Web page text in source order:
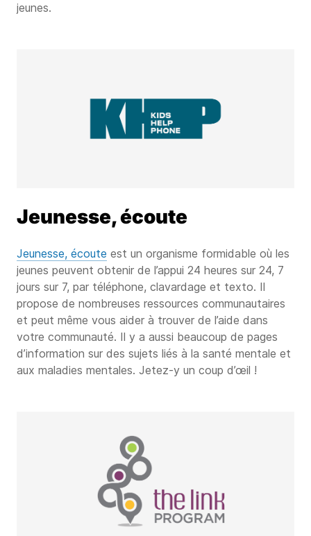
jeunes.
Jeunesse, écoute
Jeunesse, écoute est un organisme formidable où les
jeunes peuvent obtenir de l’appui 24 heures sur 24, 7
jours sur 7, par téléphone, clavardage et texto. Il
propose de nombreuses ressources communautaires
et peut même vous aider à trouver de l’aide dans
votre communauté. Il y a aussi beaucoup de pages
d’information sur des sujets liés à la santé mentale et
aux maladies mentales. Jetez-y un coup d’œil !